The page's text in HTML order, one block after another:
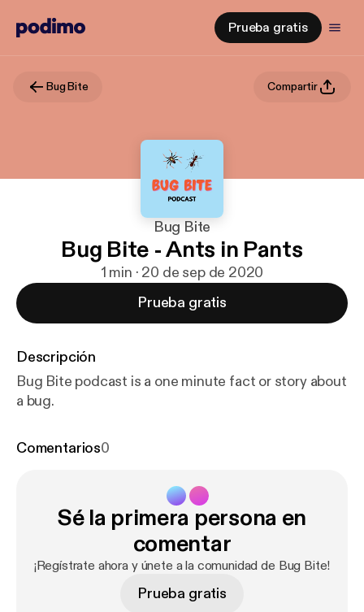
Prueba gratis
Bug Bite Compartir
Bug Bite
Bug Bite - Ants in Pants
1 min · 20 de sep de 2020
Prueba gratis
Descripción
Bug Bite podcast is a one minute fact or story about
a bug.
Comentarios0
Sé la primera persona en
comentar
¡Regístrate ahora y únete a la comunidad de Bug Bite!
Prueba gratis